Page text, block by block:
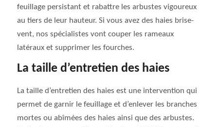
feuillage persistant et rabattre les arbustes vigoureux
au tiers de leur hauteur. Si vous avez des haies brise-
vent, nos spécialistes vont couper les rameaux
latéraux et supprimer les fourches.
La taille d’entretien des haies
La taille d’entretien des haies est une intervention qui
permet de garnir le feuillage et d’enlever les branches
mortes ou abîmées des haies ainsi que des arbustes.